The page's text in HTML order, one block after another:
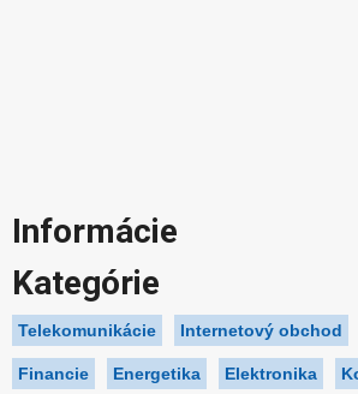
Informácie
Kategórie
Telekomunikácie Internetový obchod
Financie Energetika Elektronika